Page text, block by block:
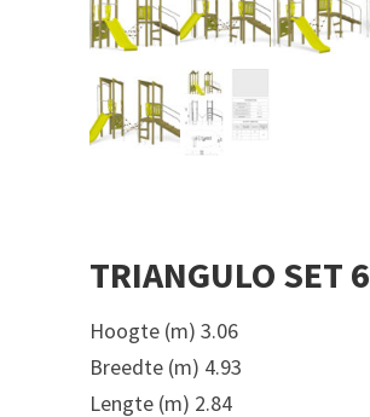
TRIANGULO SET 6
Hoogte (m) 3.06
Breedte (m) 4.93
Lengte (m) 2.84